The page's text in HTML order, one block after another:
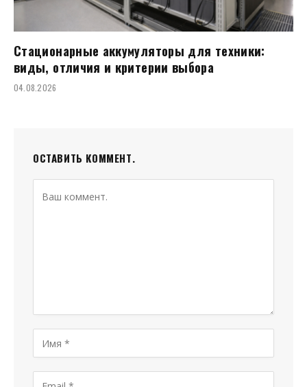
Стационарные аккумуляторы для техники:
виды, отличия и критерии выбора
04.08.2026
ОСТАВИТЬ КОММЕНТ.